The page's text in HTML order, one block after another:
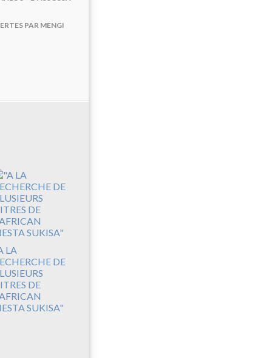
PAR MENGI
LA
DE
DE
SUKISA"